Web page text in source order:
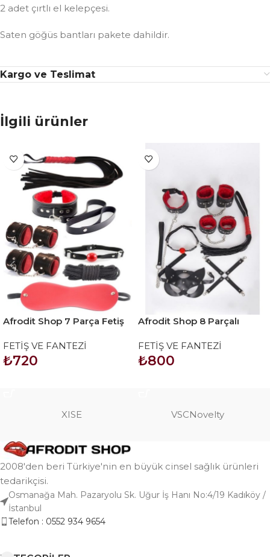
2 adet çırtlı el kelepçesi.
Saten göğüs bantları pakete dahildir.
Kargo ve Teslimat
İlgili ürünler
Afrodit Shop 7 Parça Fetiş
FETİŞ VE FANTEZİ
₺720
Afrodit Shop 8 Parçalı
FETİŞ VE FANTEZİ
₺800
XISE VSCNovelty
2008'den beri Türkiye'nin en büyük cinsel sağlık ürünleri
tedarikçisi.
Osmanağa Mah. Pazaryolu Sk. Uğur İş Hanı No:4/19 Kadıköy /
İstanbul
Telefon : 0552 934 9654